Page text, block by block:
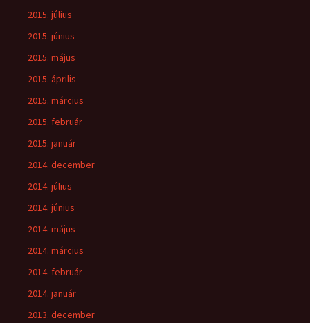
2015. július
2015. június
2015. május
2015. április
2015. március
2015. február
2015. január
2014. december
2014. július
2014. június
2014. május
2014. március
2014. február
2014. január
2013. december